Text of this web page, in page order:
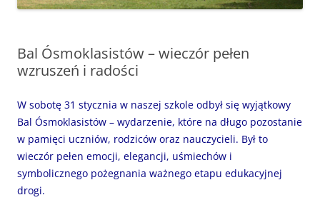
Bal Ósmoklasistów – wieczór pełen
wzruszeń i radości
W sobotę 31 stycznia w naszej szkole odbył się wyjątkowy
Bal Ósmoklasistów – wydarzenie, które na długo pozostanie
w pamięci uczniów, rodziców oraz nauczycieli. Był to
wieczór pełen emocji, elegancji, uśmiechów i
symbolicznego pożegnania ważnego etapu edukacyjnej
drogi.